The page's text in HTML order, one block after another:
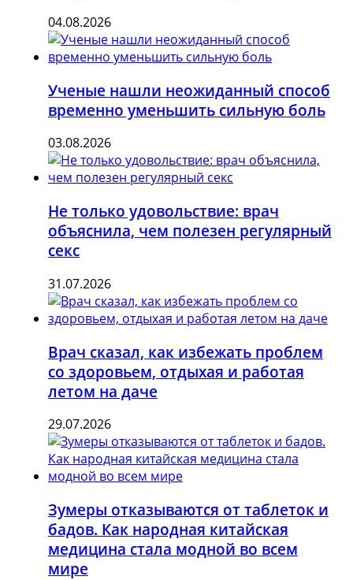
04.08.2026
Ученые нашли неожиданный способ
временно уменьшить сильную боль
03.08.2026
Не только удовольствие: врач
объяснила, чем полезен регулярный
секс
31.07.2026
Врач сказал, как избежать проблем
со здоровьем, отдыхая и работая
летом на даче
29.07.2026
Зумеры отказываются от таблеток и
бадов. Как народная китайская
медицина стала модной во всем
мире